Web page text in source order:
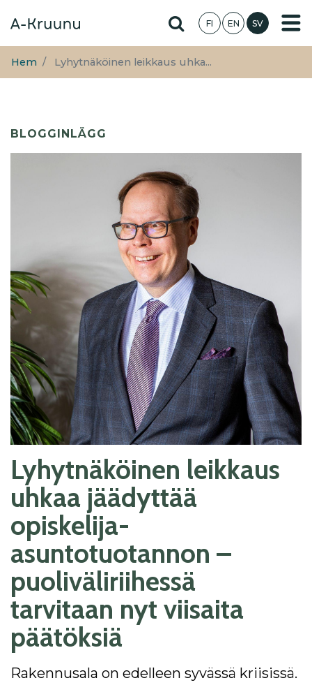
huvudinnehåll
Hae sivustolta
FI EN SV
Hem Lyhytnäköinen leikkaus uhka...
BLOGGINLÄGG
Lyhytnäköinen leikkaus
uhkaa jäädyttää
opiskelija-
asuntotuotannon –
puoliväliriihessä
tarvitaan nyt viisaita
päätöksiä
Rakennusala on edelleen syvässä kriisissä.